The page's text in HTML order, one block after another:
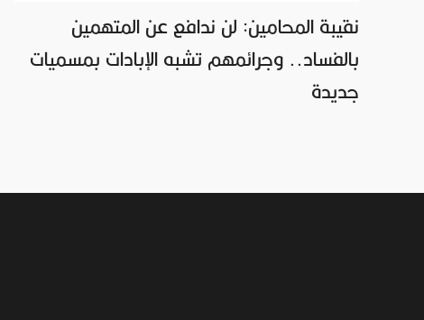
نقيبة المحامين: لن ندافع عن المتهمين
بالفساد.. وجرائمهم تشبه الإبادات بمسميات
جديدة